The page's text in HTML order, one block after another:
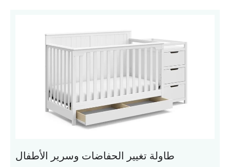
طاولة تغيير الحفاضات وسرير الأطفال